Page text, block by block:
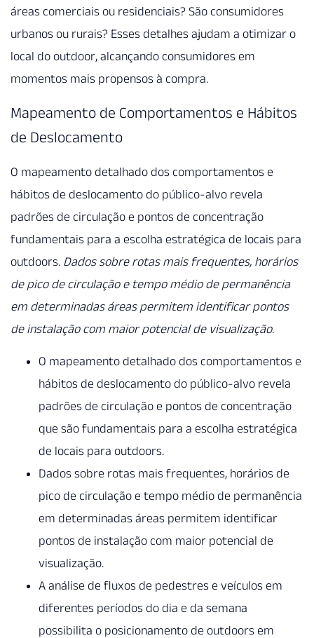
áreas comerciais ou residenciais? São consumidores
urbanos ou rurais? Esses detalhes ajudam a otimizar o
local do outdoor, alcançando consumidores em
momentos mais propensos à compra.
Mapeamento de Comportamentos e Hábitos
de Deslocamento
O mapeamento detalhado dos comportamentos e
hábitos de deslocamento do público-alvo revela
padrões de circulação e pontos de concentração
fundamentais para a escolha estratégica de locais para
outdoors. Dados sobre rotas mais frequentes, horários
de pico de circulação e tempo médio de permanência
em determinadas áreas permitem identificar pontos
de instalação com maior potencial de visualização.
O mapeamento detalhado dos comportamentos e
hábitos de deslocamento do público-alvo revela
padrões de circulação e pontos de concentração
que são fundamentais para a escolha estratégica
de locais para outdoors.
Dados sobre rotas mais frequentes, horários de
pico de circulação e tempo médio de permanência
em determinadas áreas permitem identificar
pontos de instalação com maior potencial de
visualização.
A análise de fluxos de pedestres e veículos em
diferentes períodos do dia e da semana
possibilita o posicionamento de outdoors em